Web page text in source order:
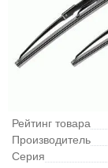
Рейтинг товара
Производитель
Серия